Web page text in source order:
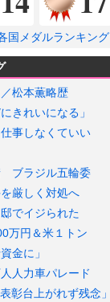
国メダルランキング
松本薫略歴
きれいになる」
事しなくていい
ブラジル五輪委
厳しく対処へ
でイジられた
万円＆米１トン
金に」
人力車パレード
彰台上がれず残念」